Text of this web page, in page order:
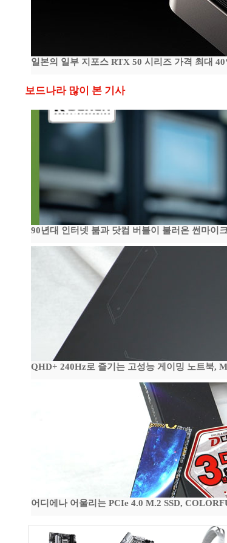
일본의 일부 지포스 RTX 50 시리즈 가격 최대
보드나라 많이 본 기사
90년대 인터넷 붐과 닷컴 버블이 불러온 썬마이
QHD+ 240Hz로 즐기는 고성능 게이밍 노트북,
어디에나 어울리는 PCIe 4.0 M.2 SSD,